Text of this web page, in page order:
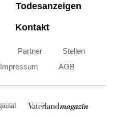
Todesanzeigen
Kontakt
Partner
Stellen
Impressum AGB